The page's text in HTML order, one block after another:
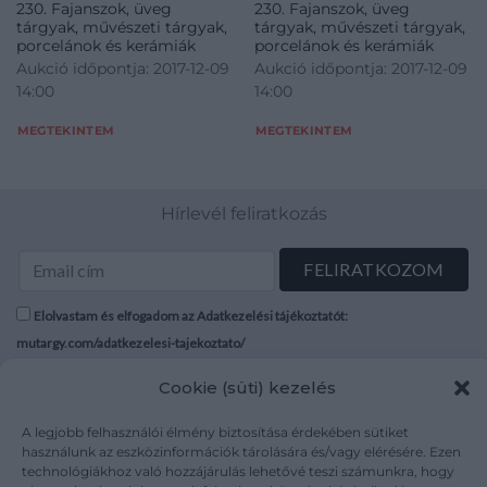
Cookie (süti) kezelés
A legjobb felhasználói élmény biztosítása érdekében sütiket
használunk az eszközinformációk tárolására és/vagy elérésére. Ezen
technológiákhoz való hozzájárulás lehetővé teszi számunkra, hogy
restaurált, 27, 5*16 cm
230. Fajanszok, üveg
tárgyak, művészeti tárgyak,
porcelánok és kerámiák
Aukció időpontja: 2017-12-09
14:00
MEGTEKINTEM
230. Fajanszok, üveg
tárgyak, művészeti tárgyak,
porcelánok és kerámiák
Aukció időpontja: 2017-12-09
14:00
MEGTEKINTEM
Hírlevél feliratkozás
Elolvastam és elfogadom az Adatkezelési tájékoztatót:
mutargy.com/adatkezelesi-tajekoztato/
Médiaajánlat
Karrier
Kapcsolat
Áraink
ÁSZF
Adatvédelem
Impresszum